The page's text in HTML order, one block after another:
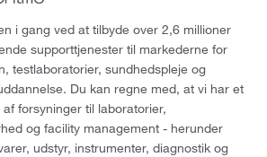
i gang ved at tilbyde over 2,6 millioner
supporttjenester til markederne for
testlaboratorier, sundhedspleje og
Du kan regne med, at vi har et
forsyninger til laboratorier,
og facility management - herunder
udstyr, instrumenter, diagnostik og